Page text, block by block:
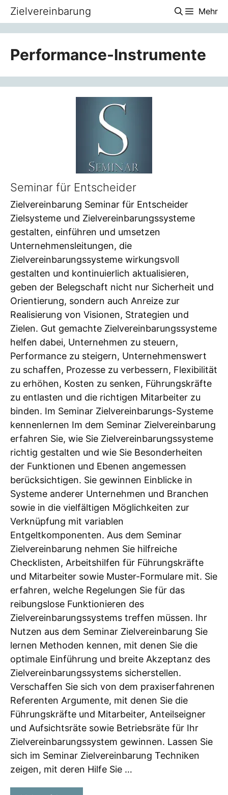
Zum
springen
Zielvereinbarung Mehr
Performance-Instrumente
Seminar für Entscheider
Zielvereinbarung Seminar für Entscheider
Zielsysteme und Zielvereinbarungssysteme
gestalten, einführen und umsetzen
Unternehmensleitungen, die
Zielvereinbarungssysteme wirkungsvoll
gestalten und kontinuierlich aktualisieren,
geben der Belegschaft nicht nur Sicherheit und
Orientierung, sondern auch Anreize zur
Realisierung von Visionen, Strategien und
Zielen. Gut gemachte Zielvereinbarungssysteme
helfen dabei, Unternehmen zu steuern,
Performance zu steigern, Unternehmenswert
zu schaffen, Prozesse zu verbessern, Flexibilität
zu erhöhen, Kosten zu senken, Führungskräfte
zu entlasten und die richtigen Mitarbeiter zu
binden. Im Seminar Zielvereinbarungs-Systeme
kennenlernen Im dem Seminar Zielvereinbarung
erfahren Sie, wie Sie Zielvereinbarungssysteme
richtig gestalten und wie Sie Besonderheiten
der Funktionen und Ebenen angemessen
berücksichtigen. Sie gewinnen Einblicke in
Systeme anderer Unternehmen und Branchen
sowie in die vielfältigen Möglichkeiten zur
Verknüpfung mit variablen
Entgeltkomponenten. Aus dem Seminar
Zielvereinbarung nehmen Sie hilfreiche
Checklisten, Arbeitshilfen für Führungskräfte
und Mitarbeiter sowie Muster-Formulare mit. Sie
erfahren, welche Regelungen Sie für das
reibungslose Funktionieren des
Zielvereinbarungssystems treffen müssen. Ihr
Nutzen aus dem Seminar Zielvereinbarung Sie
lernen Methoden kennen, mit denen Sie die
optimale Einführung und breite Akzeptanz des
Zielvereinbarungssystems sicherstellen.
Verschaffen Sie sich von dem praxiserfahrenen
Referenten Argumente, mit denen Sie die
Führungskräfte und Mitarbeiter, Anteilseigner
und Aufsichtsräte sowie Betriebsräte für Ihr
Zielvereinbarungssystem gewinnen. Lassen Sie
sich im Seminar Zielvereinbarung Techniken
zeigen, mit deren Hilfe Sie …